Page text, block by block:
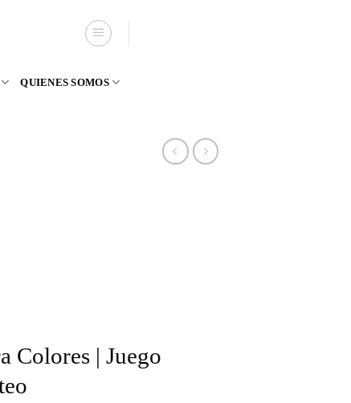
QUIENES SOMOS
Colores | Juego